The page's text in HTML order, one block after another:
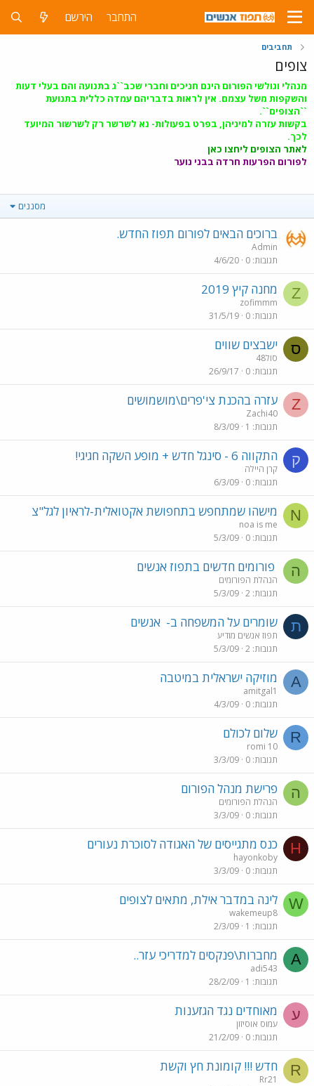
התחבר הירשם
תחביבים
צופים
מנהלי וגולשי הפורום הינם חניכים וחברי שכב``ג בתנועה והם בעלי דעות
והשקפות משל עצמם. אין לראות בדבריהם עמדה כללית בתנועת
``הצופים``.
בקשות עזרה למיניהן, בפרט בפעולות- נא לשרשר רק לשרשור המיועד
לכך.
לאתר הצופים ליחצו כאן
לפורום הפרעות חרדה בבני נוער
מסננים
ברוכים הבאים לפורום תפוז החדש.
Admin
תגובות 0
4/6/20
Z מחנה קיץ 2019
zofimmm
תגובות 0
31/5/19
ס ישבצים שווים
סול48
תגובות 0
26/9/17
Z עזרה בהכנת צי'פרים\מושמושים
Zachi40
תגובות 1
8/3/09
ק התקווה 6 - סינגל חדש + מופע השקה חגיגי!
קרן היילה
תגובות 0
6/3/09
N מישהו שמתחפש בתחפושת אקטואלית-לראיון לגל"צ
noa is me
תגובות 0
5/3/09
ה פורומים חדשים בתפוז אנשים
הנהלת הפורומים
תגובות 2
5/3/09
ת שומרים על המשפחה ב- אנשים
תפוז אנשים מודיע
תגובות 2
5/3/09
A מוזיקה ישראלית במיטבה
amitgal1
תגובות 0
4/3/09
R שלום לכולם
romi 10
תגובות 0
3/3/09
ה פרישת מנהל הפורום
הנהלת הפורומים
תגובות 0
3/3/09
H כנס מתגייסים של האגודה לסוכרת נעורים
hayonkoby
תגובות 0
3/3/09
W לינה במדבר אילת, מתאים לצופים
wakemeup8
תגובות 1
2/3/09
A מחברות\פנקסים למדריכי עזר..
adi543
תגובות 1
28/2/09
ע מאוחדים נגד הגזענות
עמוס אוסיזון
תגובות 0
21/2/09
R חדש !!! קומונת חץ וקשת
Rr21